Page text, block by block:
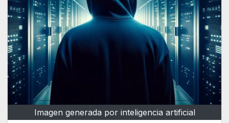
Imagen generada por inteligencia artificial